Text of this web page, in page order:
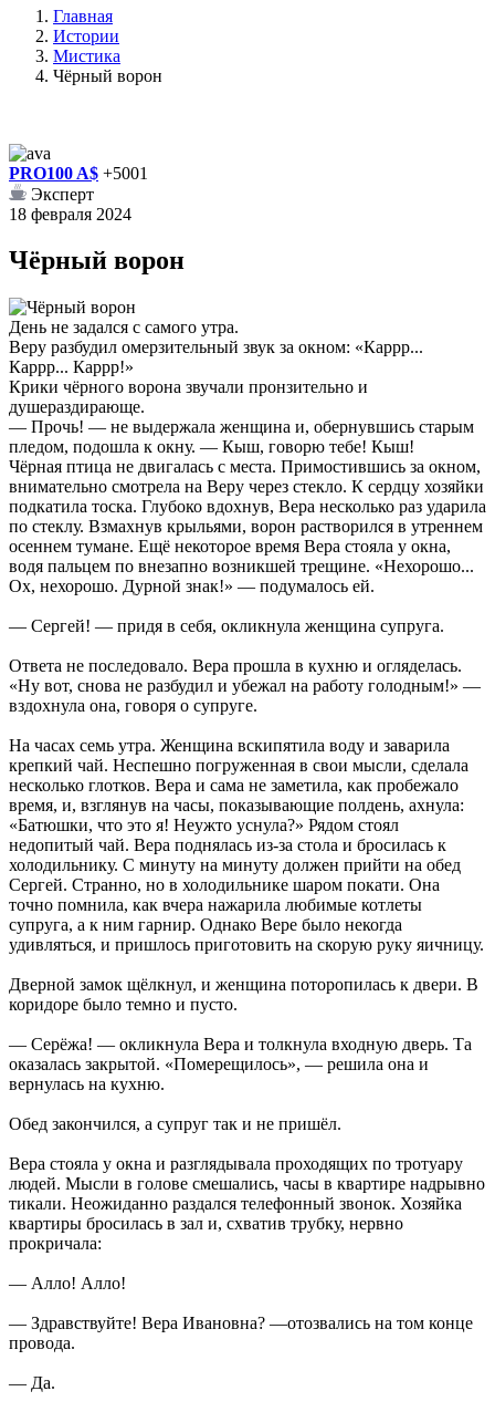
Главная
Истории
Мистика
Чёрный ворон
PRO100 A$ +5001
Эксперт
18 февраля 2024
Чёрный ворон
День не задался с самого утра.
Веру разбудил омерзительный звук за окном: «Каррр...
Каррр... Каррр!»
Крики чёрного ворона звучали пронзительно и
душераздирающе.
— Прочь! — не выдержала женщина и, обернувшись старым
пледом, подошла к окну. — Кыш, говорю тебе! Кыш!
Чёрная птица не двигалась с места. Примостившись за окном,
внимательно смотрела на Веру через стекло. К сердцу хозяйки
подкатила тоска. Глубоко вдохнув, Вера несколько раз ударила
по стеклу. Взмахнув крыльями, ворон растворился в утреннем
осеннем тумане. Ещё некоторое время Вера стояла у окна,
водя пальцем по внезапно возникшей трещине. «Нехорошо...
Ох, нехорошо. Дурной знак!» — подумалось ей.
— Сергей! — придя в себя, окликнула женщина супруга.
Ответа не последовало. Вера прошла в кухню и огляделась.
«Ну вот, снова не разбудил и убежал на работу голодным!» —
вздохнула она, говоря о супруге.
На часах семь утра. Женщина вскипятила воду и заварила
крепкий чай. Неспешно погруженная в свои мысли, сделала
несколько глотков. Вера и сама не заметила, как пробежало
время, и, взглянув на часы, показывающие полдень, ахнула:
«Батюшки, что это я! Неужто уснула?» Рядом стоял
недопитый чай. Вера поднялась из-за стола и бросилась к
холодильнику. С минуту на минуту должен прийти на обед
Сергей. Странно, но в холодильнике шаром покати. Она
точно помнила, как вчера нажарила любимые котлеты
супруга, а к ним гарнир. Однако Вере было некогда
удивляться, и пришлось приготовить на скорую руку яичницу.
Дверной замок щёлкнул, и женщина поторопилась к двери. В
коридоре было темно и пусто.
— Серёжа! — окликнула Вера и толкнула входную дверь. Та
оказалась закрытой. «Померещилось», — решила она и
вернулась на кухню.
Обед закончился, а супруг так и не пришёл.
Вера стояла у окна и разглядывала проходящих по тротуару
людей. Мысли в голове смешались, часы в квартире надрывно
тикали. Неожиданно раздался телефонный звонок. Хозяйка
квартиры бросилась в зал и, схватив трубку, нервно
прокричала:
— Алло! Алло!
— Здравствуйте! Вера Ивановна? —отозвались на том конце
провода.
— Да.